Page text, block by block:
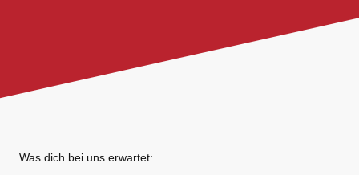
Was dich bei uns erwartet: